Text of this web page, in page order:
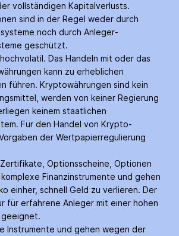
vollständigen Kapitalverlusts.
sind in der Regel weder durch
noch durch Anleger­
geschützt.
Das Handeln mit oder das
kann zu erheblichen
führen. Krypto­währungen sind kein
werden von keiner Regierung
keinem staatlichen
Für den Handel von Krypto­
der Wertpapier­regulierung
Options­scheine, Optionen
Finanz­instrumente und gehen
einher, schnell Geld zu verlieren. Der
für erfahrene Anleger mit einer hohen
Instrumente und gehen wegen der